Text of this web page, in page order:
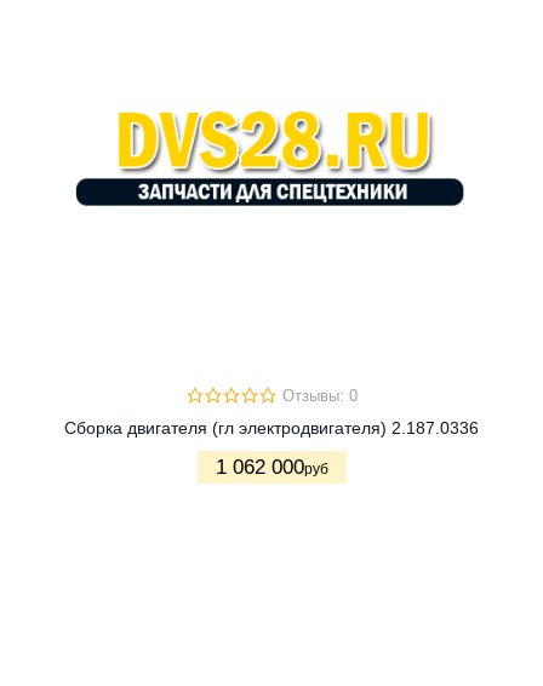
Отзывы: 0
Сборка двигателя (гл электродвигателя) 2.187.0336
1 062 000руб